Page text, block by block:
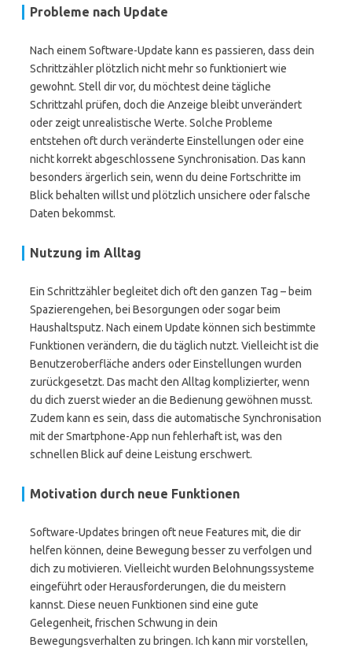
Probleme nach Update
Nach einem Software-Update kann es passieren, dass dein
Schrittzähler plötzlich nicht mehr so funktioniert wie
gewohnt. Stell dir vor, du möchtest deine tägliche
Schrittzahl prüfen, doch die Anzeige bleibt unverändert
oder zeigt unrealistische Werte. Solche Probleme
entstehen oft durch veränderte Einstellungen oder eine
nicht korrekt abgeschlossene Synchronisation. Das kann
besonders ärgerlich sein, wenn du deine Fortschritte im
Blick behalten willst und plötzlich unsichere oder falsche
Daten bekommst.
Nutzung im Alltag
Ein Schrittzähler begleitet dich oft den ganzen Tag – beim
Spazierengehen, bei Besorgungen oder sogar beim
Haushaltsputz. Nach einem Update können sich bestimmte
Funktionen verändern, die du täglich nutzt. Vielleicht ist die
Benutzeroberfläche anders oder Einstellungen wurden
zurückgesetzt. Das macht den Alltag komplizierter, wenn
du dich zuerst wieder an die Bedienung gewöhnen musst.
Zudem kann es sein, dass die automatische Synchronisation
mit der Smartphone-App nun fehlerhaft ist, was den
schnellen Blick auf deine Leistung erschwert.
Motivation durch neue Funktionen
Software-Updates bringen oft neue Features mit, die dir
helfen können, deine Bewegung besser zu verfolgen und
dich zu motivieren. Vielleicht wurden Belohnungssysteme
eingeführt oder Herausforderungen, die du meistern
kannst. Diese neuen Funktionen sind eine gute
Gelegenheit, frischen Schwung in dein
Bewegungsverhalten zu bringen. Ich kann mir vorstellen,